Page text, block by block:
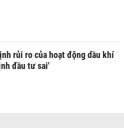
rủi ro của hoạt động dầu khí
đầu tư sai'